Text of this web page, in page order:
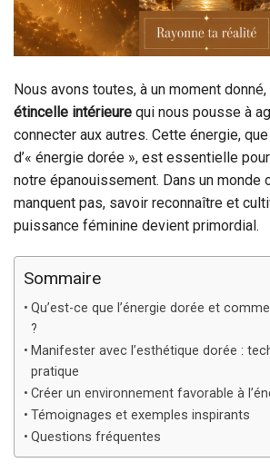
Nous avons toutes, à un moment
étincelle intérieure qui nous pousse à
connecter aux autres. Cette énergie,
d’« énergie dorée », est essentielle
notre épanouissement. Dans un monde
manquent pas, savoir reconnaître et
puissance féminine devient primordial.
Sommaire
Qu’est-ce que l’énergie dorée et
?
Manifester avec l’esthétique dorée :
pratique
Créer un environnement favorable à
Témoignages et exemples inspirants
Questions fréquentes